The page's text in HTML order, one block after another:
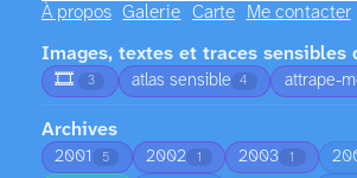
À propos Galerie Carte Me contacter
Images, textes et traces sensibles
🎞️
3 atlas sensible 4 attrape-
Archives
2001 5 2002 1 2003 1